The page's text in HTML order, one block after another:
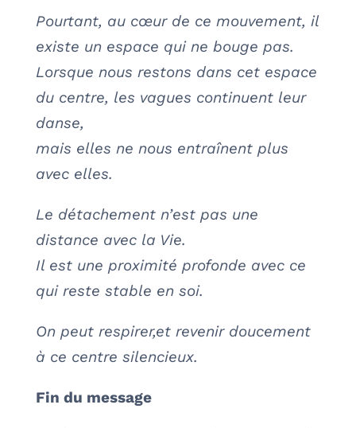
Pourtant, au cœur de ce mouvement, il
existe un espace qui ne bouge pas.
Lorsque nous restons dans cet espace
du centre, les vagues continuent leur
danse,
mais elles ne nous entraînent plus
avec elles.
Le détachement n’est pas une
distance avec la Vie.
Il est une proximité profonde avec ce
qui reste stable en soi.
On peut respirer,et revenir doucement
à ce centre silencieux.
Fin du message